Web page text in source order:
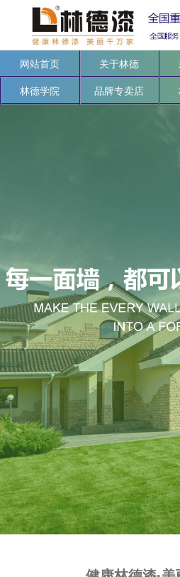
网站首页 关于林德
林德学院 品牌专卖店